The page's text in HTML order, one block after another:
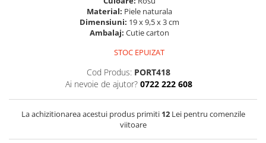
Material: Piele naturala
Dimensiuni: 19 x 9,5 x 3 cm
Ambalaj: Cutie carton
STOC EPUIZAT
Cod Produs: PORT418
Ai nevoie de ajutor? 0722 222 608
La achizitionarea acestui produs primiti 12Lei pentru comenzile
viitoare